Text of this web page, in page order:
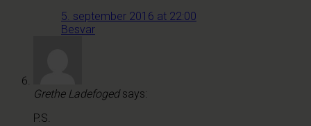
5. september 2016 at 22:00
Besvar
Grethe Ladefoged says:
P.S.